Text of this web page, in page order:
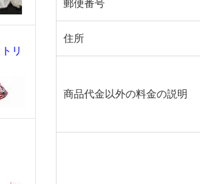
リ
郵便番号
住所
商品代金以外の料金の説明